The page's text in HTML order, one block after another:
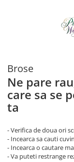
Imbracaminte
Geci si jachete
Paltoane si blanuri
Pantaloni si blugi
Rochii de zi
Sacouri
Vesta
Bluze
Accesorii dama
Esarfe
Caciula
Brose
Coliere
Genti
Ciorapi
Cape din blana
Cadou pentru EL
Camasi barbati
Bluze barbati
Sacouri barbati
Pantaloni si blugi
Compleu sport
Geci si jachete
Vesta
Brose
Ne pare
care sa se
ta
- Verifica de doua ori
- Incearca sa cauti
- Incearca o cautare
- Va puteti restrange